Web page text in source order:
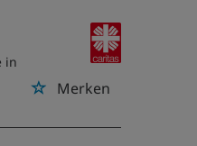
Merken
in